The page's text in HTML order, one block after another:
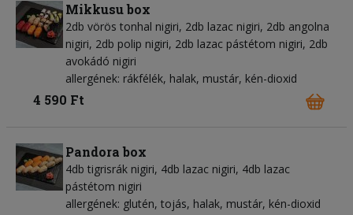
Mikkusu box
2db vörös tonhal nigiri, 2db lazac nigiri, 2db angolna
nigiri, 2db polip nigiri, 2db lazac pástétom nigiri, 2db
avokádó nigiri
allergének: rákfélék, halak, mustár, kén-dioxid
4 590 Ft
Pandora box
4db tigrisrák nigiri, 4db lazac nigiri, 4db lazac
pástétom nigiri
allergének: glutén, tojás, halak, mustár, kén-dioxid